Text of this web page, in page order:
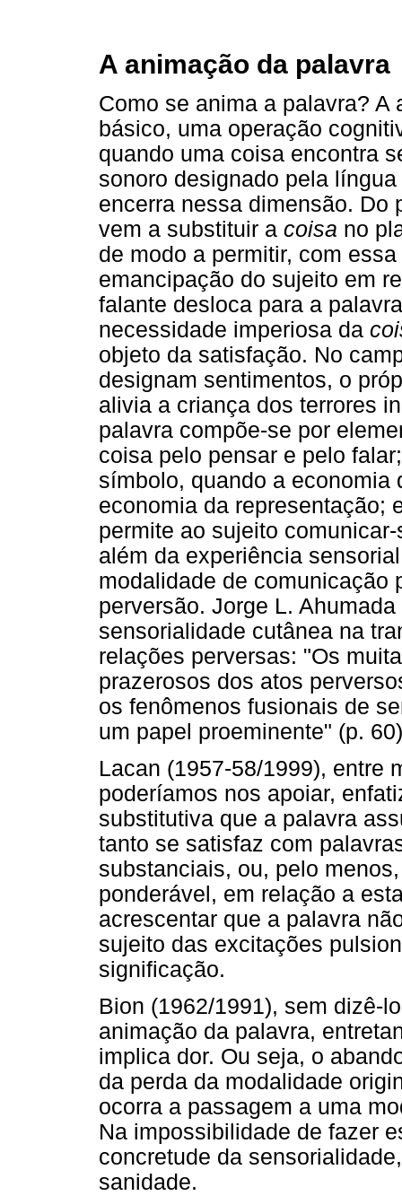
A animação da palavra
Como se anima a palavra?
básico, uma operação
quando uma coisa encontra
sonoro designado pela
encerra nessa dimensão.
vem a substituir a coisa no
de modo a permitir, com
emancipação do sujeito em
falante desloca para a
necessidade imperiosa da
objeto da satisfação. No
designam sentimentos, o
alivia a criança dos terrores
palavra compõe-se por
coisa pelo pensar e pelo
símbolo, quando a economia
economia da representação;
permite ao sujeito
além da experiência
modalidade de comunicação
perversão. Jorge L.
sensorialidade cutânea na
relações perversas: "Os
prazerosos dos atos
os fenômenos fusionais de
um papel proeminente" (p.
Lacan (1957-58/1999), entre
poderíamos nos apoiar,
substitutiva que a palavra
tanto se satisfaz com
substanciais, ou, pelo
ponderável, em relação a
acrescentar que a palavra
sujeito das excitações
significação.
Bion (1962/1991), sem dizê-
animação da palavra,
implica dor. Ou seja, o
da perda da modalidade
ocorra a passagem a uma
Na impossibilidade de fazer
concretude da
sanidade.